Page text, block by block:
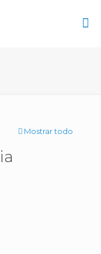
Mostrar todo